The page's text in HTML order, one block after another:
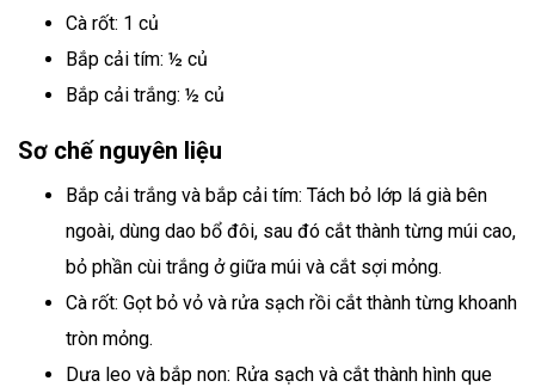
Cà rốt: 1 củ
Bắp cải tím: ½ củ
Bắp cải trắng: ½ củ
Sơ chế nguyên liệu
Bắp cải trắng và bắp cải tím: Tách bỏ lớp lá già bên
ngoài, dùng dao bổ đôi, sau đó cắt thành từng múi cao,
bỏ phần cùi trắng ở giữa múi và cắt sợi mỏng.
Cà rốt: Gọt bỏ vỏ và rửa sạch rồi cắt thành từng khoanh
tròn mỏng.
Dưa leo và bắp non: Rửa sạch và cắt thành hình que